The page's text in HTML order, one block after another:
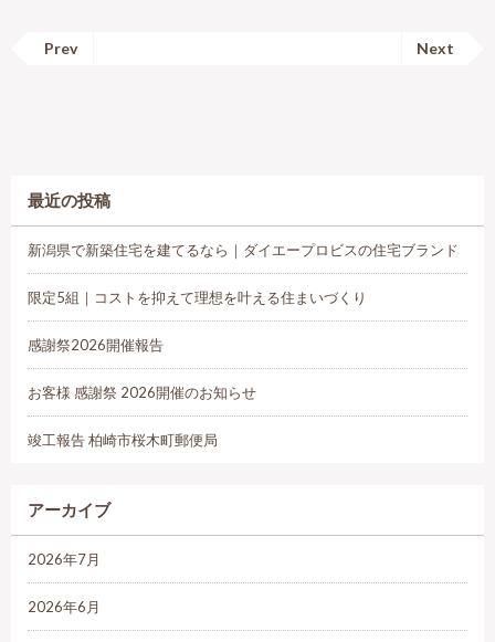
Prev Next
最近の投稿
新潟県で新築住宅を建てるなら｜ダイエープロビスの住宅ブランド
限定5組｜コストを抑えて理想を叶える住まいづくり
感謝祭2026開催報告
お客様 感謝祭 2026開催のお知らせ
竣工報告 柏崎市桜木町郵便局
アーカイブ
2026年7月
2026年6月